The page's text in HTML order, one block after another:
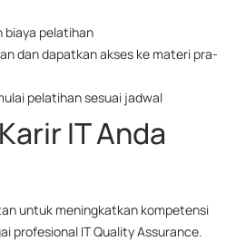
biaya pelatihan
dan dapatkan akses ke materi pra-
pelatihan sesuai jadwal
IT Anda
untuk meningkatkan kompetensi
profesional IT Quality Assurance.